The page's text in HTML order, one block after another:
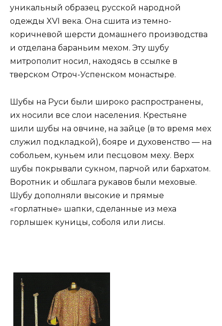
уникальный образец русской народной
одежды XVI века. Она сшита из темно-
коричневой шерсти домашнего производства
и отделана бараньим мехом. Эту шубу
митрополит носил, находясь в ссылке в
тверском Отроч-Успенском монастыре.
Шубы на Руси были широко распространены,
их носили все слои населения. Крестьяне
шили шубы на овчине, на зайце (в то время мех
служил подкладкой), бояре и духовенство — на
собольем, куньем или песцовом меху. Верх
шубы покрывали сукном, парчой или бархатом.
Воротник и обшлага рукавов были меховые.
Шубу дополняли высокие и прямые
«горлатные» шапки, сделанные из меха
горлышек куницы, соболя или лисы.